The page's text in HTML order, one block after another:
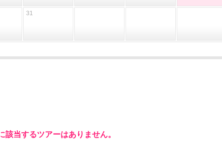
31
該当するツアーはありません。